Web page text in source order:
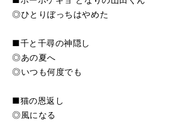
◎ひとりぼっちはやめた
■千と千尋の神隠し
◎あの夏へ
◎いつも何度でも
■猫の恩返し
◎風になる